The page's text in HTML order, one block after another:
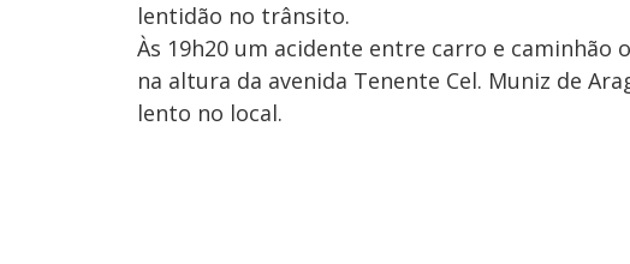
lentidão no trânsito.
Às 19h20 um acidente entre carro e caminhão
na altura da avenida Tenente Cel. Muniz de
lento no local.